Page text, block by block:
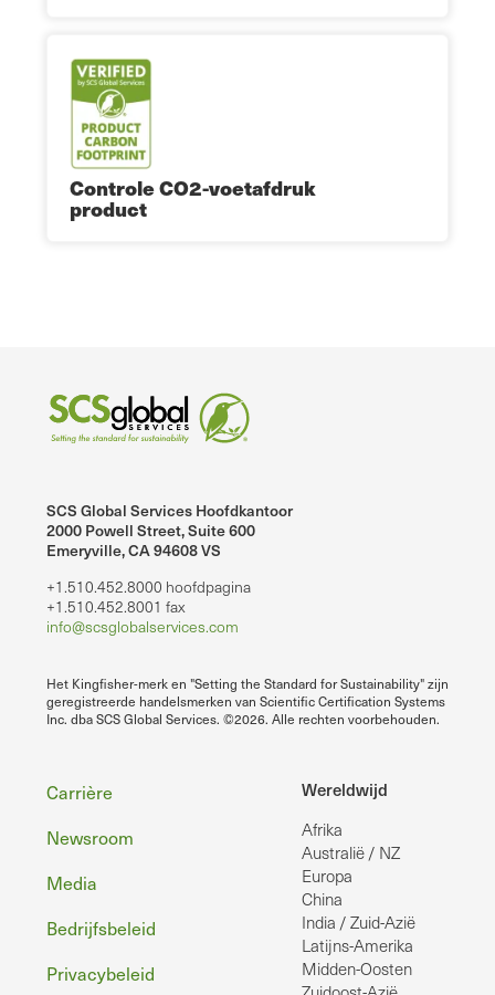
Controle CO2-voetafdruk
product
SCS Global Services Hoofdkantoor
2000 Powell Street, Suite 600
Emeryville, CA 94608 VS
+1.510.452.8000 hoofdpagina
+1.510.452.8001 fax
info@scsglobalservices.com
Het Kingfisher-merk en "Setting the Standard for Sustainability" zijn
geregistreerde handelsmerken van Scientific Certification Systems
Inc. dba SCS Global Services. ©2026. Alle rechten voorbehouden.
Wereldwijd
Afrika
Australië / NZ
Europa
China
India / Zuid-Azië
Latijns-Amerika
Midden-Oosten
Voettekst
Carrière
Newsroom
Media
Bedrijfsbeleid
Privacybeleid